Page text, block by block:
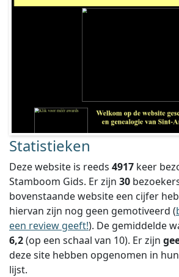
Statistieken
Deze website is reeds 4917 keer
Stamboom Gids. Er zijn 30
bovenstaande website een cijfer
hiervan zijn nog geen gemotiveerd (
een review geeft!). De gemiddelde
6,2(op een schaal van 10). Er zijn
deze site hebben opgenomen in hun
lijst.